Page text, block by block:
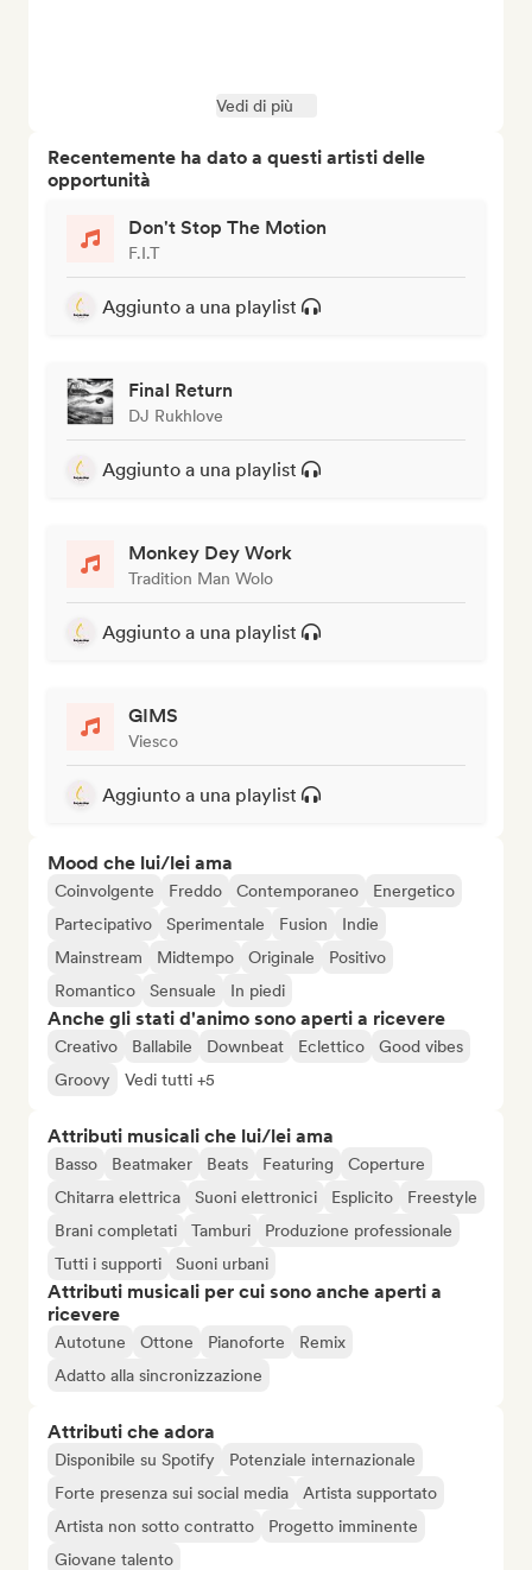
Vedi di più
Recentemente ha dato a questi artisti delle
opportunità
Don't Stop The Motion
F.I.T
Aggiunto a una playlist
Final Return
DJ Rukhlove
Aggiunto a una playlist
Monkey Dey Work
Tradition Man Wolo
Aggiunto a una playlist
GIMS
Viesco
Aggiunto a una playlist
Mood che lui/lei ama
Coinvolgente Freddo Contemporaneo
Energetico
Partecipativo
Sperimentale Fusion
Indie
Mainstream
Midtempo Originale
Positivo
Romantico
Sensuale In piedi
Anche gli stati d'animo sono aperti a ricevere
Creativo Ballabile Downbeat Eclettico
Good vibes
Groovy
Vedi tutti +5
Attributi musicali che lui/lei ama
Basso Beatmaker Beats Featuring
Coperture
Chitarra elettrica
Suoni elettronici Esplicito
Freestyle
Brani completati
Tamburi
Produzione professionale
Tutti i supporti
Suoni urbani
Attributi musicali per cui sono anche aperti a
ricevere
Autotune Ottone Pianoforte
Remix
Adatto alla sincronizzazione
Attributi che adora
Disponibile su Spotify
Potenziale internazionale
Forte presenza sui social media
Artista supportato
Artista non sotto contratto
Progetto imminente
Giovane talento